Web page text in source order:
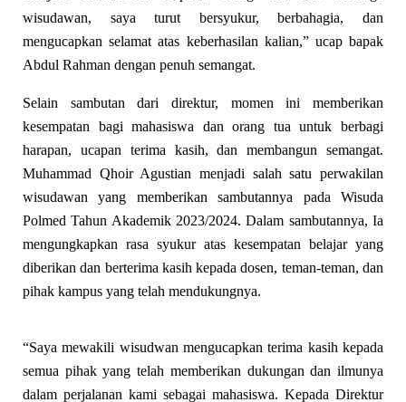
wisudawan, saya turut bersyukur, berbahagia, dan
mengucapkan selamat atas keberhasilan kalian,” ucap bapak
Abdul Rahman dengan penuh semangat.
Selain sambutan dari direktur, momen ini memberikan
kesempatan bagi mahasiswa dan orang tua untuk berbagi
harapan, ucapan terima kasih, dan membangun semangat.
Muhammad Qhoir Agustian menjadi salah satu perwakilan
wisudawan yang memberikan sambutannya pada Wisuda
Polmed Tahun Akademik 2023/2024. Dalam sambutannya, Ia
mengungkapkan rasa syukur atas kesempatan belajar yang
diberikan dan berterima kasih kepada dosen, teman-teman, dan
pihak kampus yang telah mendukungnya.
“Saya mewakili wisudwan mengucapkan terima kasih kepada
semua pihak yang telah memberikan dukungan dan ilmunya
dalam perjalanan kami sebagai mahasiswa. Kepada Direktur